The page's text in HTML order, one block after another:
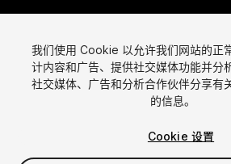
语言
通过
出售资源
资源上传
我们使用 Cookie 以允许我们网站的正
计内容和广告、提供社交媒体功能并分
社交媒体、广告和分析合作伙伴分享有
的信息。
Cookie 设置